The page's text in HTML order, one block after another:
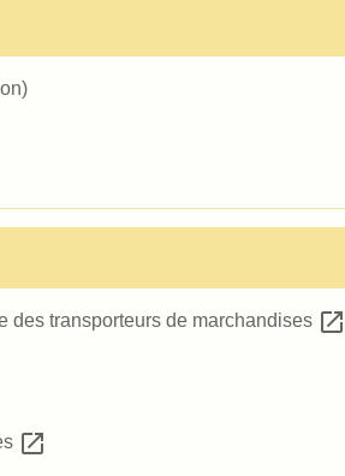
des transporteurs de marchandises open_in_new
open_in_new